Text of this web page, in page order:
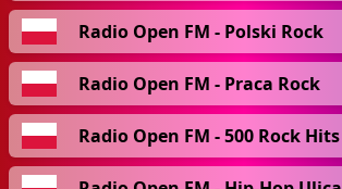
Radio Open FM - Polski Rock
Radio Open FM - Praca Rock
Radio Open FM - 500 Rock Hits